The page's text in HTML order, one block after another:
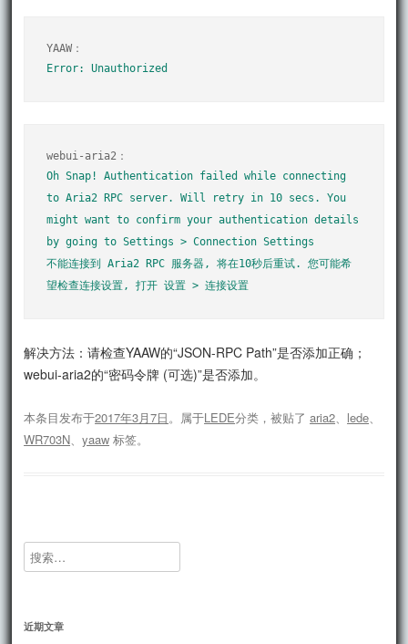
Oh Snap! Authentication failed while connecting
to Aria2 RPC server. Will retry in 10 secs. You
might want to confirm your authentication details
by going to Settings > Connection Settings
不能连接到 Aria2 RPC 服务器, 将在10秒后重试. 您可能希
望检查连接设置, 打开 设置 > 连接设置
解决方法：请检查YAAW的“JSON-RPC Path”是否添加正确；
webui-aria2的“密码令牌 (可选)”是否添加。
本条目发布于2017年3月7日 。属于LEDE分类，被贴了aria2 lede
WR703N 、yaaw 标签。
搜
索：
近期文章